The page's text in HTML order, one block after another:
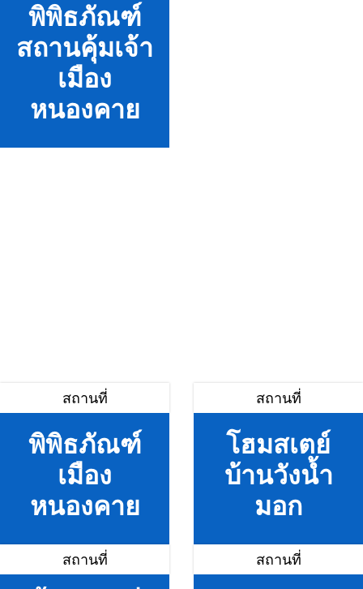
พิพิธภัณฑ์
สถานคุ้มเจ้า
เมือง
หนองคาย
สถานที่
พิพิธภัณฑ์
เมือง
หนองคาย
สถานที่
โฮมสเตย์
บ้านวังน้ำ
มอก
สถานที่ สถานที่